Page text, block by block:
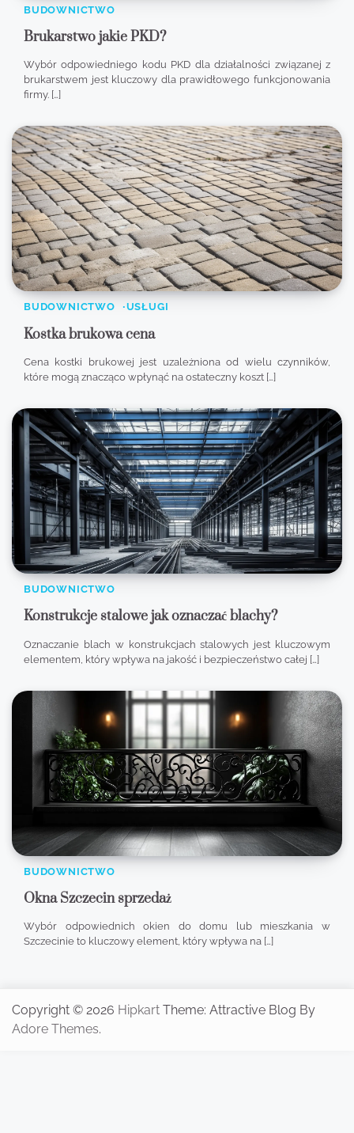
BUDOWNICTWO
Brukarstwo jakie PKD?
Wybór odpowiedniego kodu PKD dla działalności związanej z
brukarstwem jest kluczowy dla prawidłowego funkcjonowania
firmy. […]
BUDOWNICTWO USŁUGI
Kostka brukowa cena
Cena kostki brukowej jest uzależniona od wielu czynników,
które mogą znacząco wpłynąć na ostateczny koszt […]
BUDOWNICTWO
Konstrukcje stalowe jak oznaczać blachy?
Oznaczanie blach w konstrukcjach stalowych jest kluczowym
elementem, który wpływa na jakość i bezpieczeństwo całej […]
BUDOWNICTWO
Okna Szczecin sprzedaż
Wybór odpowiednich okien do domu lub mieszkania w
Szczecinie to kluczowy element, który wpływa na […]
Copyright © 2026 Hipkart Theme: Attractive Blog By
Adore Themes.